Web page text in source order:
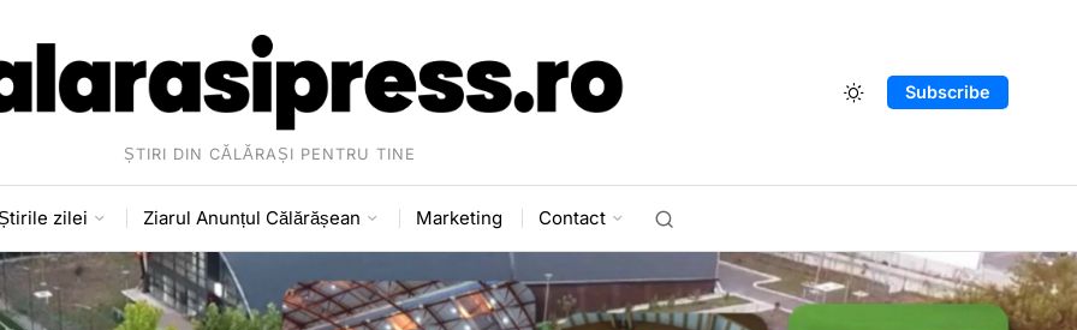
ȘTIRI DIN CĂLĂRAȘI PENTRU TINE
Subscribe
zilei Ziarul Anunțul Călărășean Marketing Contact